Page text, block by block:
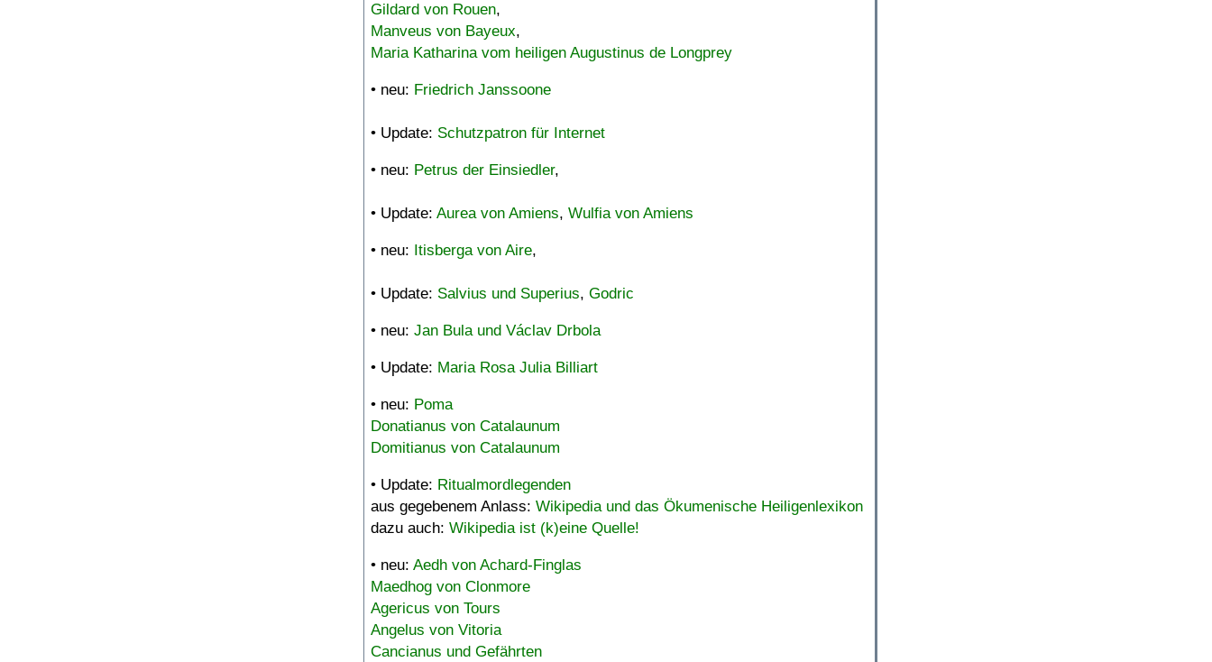
Gildard von Rouen,
Manveus von Bayeux,
Maria Katharina vom heiligen Augustinus de Longprey
• neu: Friedrich Janssoone
• Update: Schutzpatron für Internet
• neu: Petrus der Einsiedler,
• Update: Aurea von Amiens, Wulfia von Amiens
• neu: Itisberga von Aire,
• Update: Salvius und Superius, Godric
• neu: Jan Bula und Václav Drbola
• Update: Maria Rosa Julia Billiart
• neu: Poma
Donatianus von Catalaunum
Domitianus von Catalaunum
• Update: Ritualmordlegenden
aus gegebenem Anlass: Wikipedia und das Ökumenische Heiligenlexikon
dazu auch: Wikipedia ist (k)eine Quelle!
• neu: Aedh von Achard-Finglas
Maedhog von Clonmore
Agericus von Tours
Angelus von Vitoria
Cancianus und Gefährten